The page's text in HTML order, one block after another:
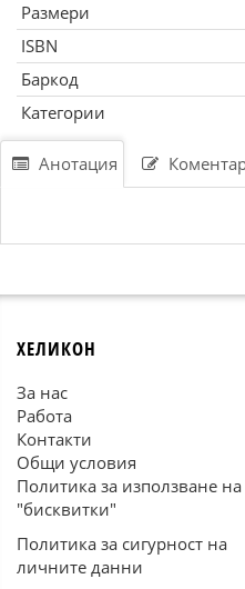
Размери
ISBN
Баркод
Категории
Анотация
ХЕЛИКОН
За нас
Работа
Контакти
Общи условия
Политика за използване на
"бисквитки"
Политика за сигурност на
личните данни